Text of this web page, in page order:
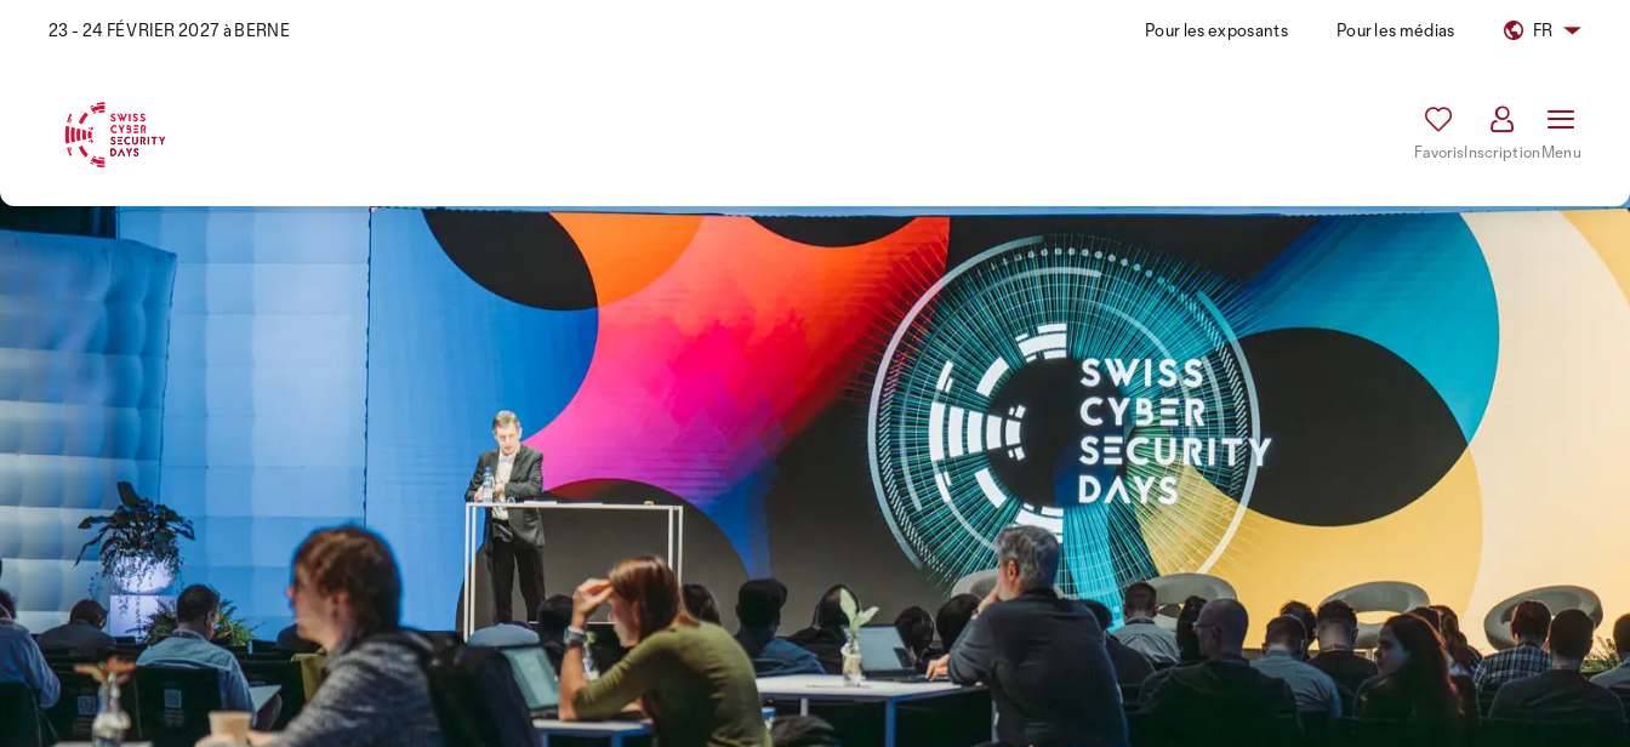
23 - 24 FÉVRIER 2027 à BERNE Pour les exposants Pour les médias FR
FavorisInscriptionMenu